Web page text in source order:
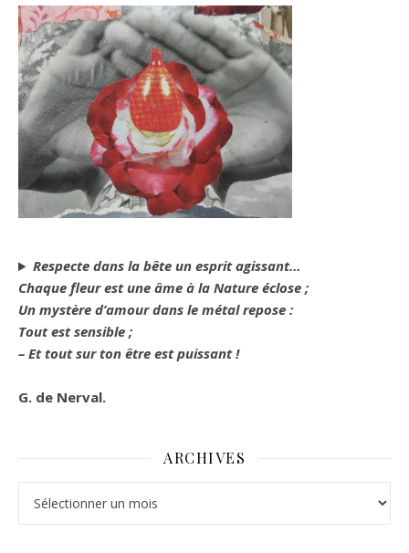
Respecte dans la bête un esprit agissant…
Chaque fleur est une âme à la Nature éclose ;
Un mystère d’amour dans le métal repose :
Tout est sensible ;
– Et tout sur ton être est puissant !
G. de Nerval.
ARCHIVES